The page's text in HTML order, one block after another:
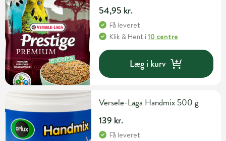
54,95 kr.
Få leveret
Klik & Hent i10 centre
Læg i kurv
Versele-Laga Handmix 500 g
139 kr.
Få leveret